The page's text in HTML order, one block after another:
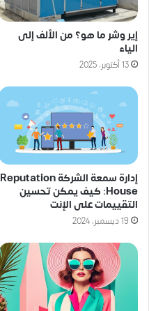
إير وشر ما هو؟ من الألف إلى
الياء
13 أكتوبر، 2025
إدارة سمعة الشركة Reputation
House: كيف يمكن تحسين
التقييمات على الإنت
19 ديسمبر، 2024